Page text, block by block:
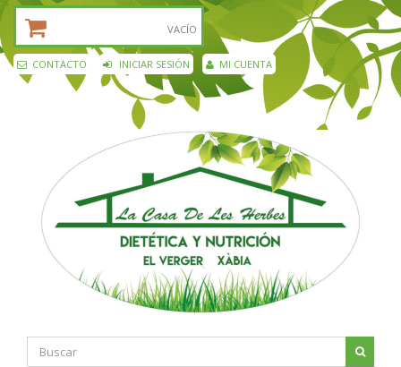
VACÍO
CONTACTO INICIAR SESIÓN MI CUENTA